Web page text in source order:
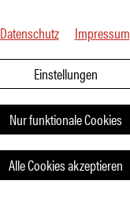
Datenschutz Impressum
Einstellungen
Nur funktionale Cookies
Alle Cookies akzeptieren